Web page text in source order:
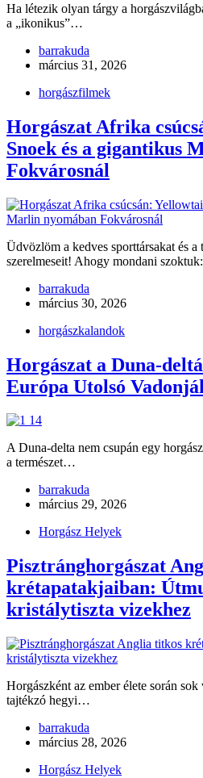
Ha létezik olyan tárgy a
a „ikonikus”…
barrakuda
március 31, 2026
horgászfilmek
Horgászat Afrika
Snoek és a gigantikus
Fokvárosnál
Üdvözlöm a kedves sporttársakat és a
szerelmeseit! Ahogy mondani
barrakuda
március 30, 2026
horgászkalandok
Horgászat a Duna-
Európa Utolsó
A Duna-delta nem csupán egy
a természet…
barrakuda
március 29, 2026
Horgász Helyek
Pisztránghorgászat
krétapatakjaiban:
kristálytiszta vizekhez
Horgászként az ember élete során
tajtékzó hegyi…
barrakuda
március 28, 2026
Horgász Helyek